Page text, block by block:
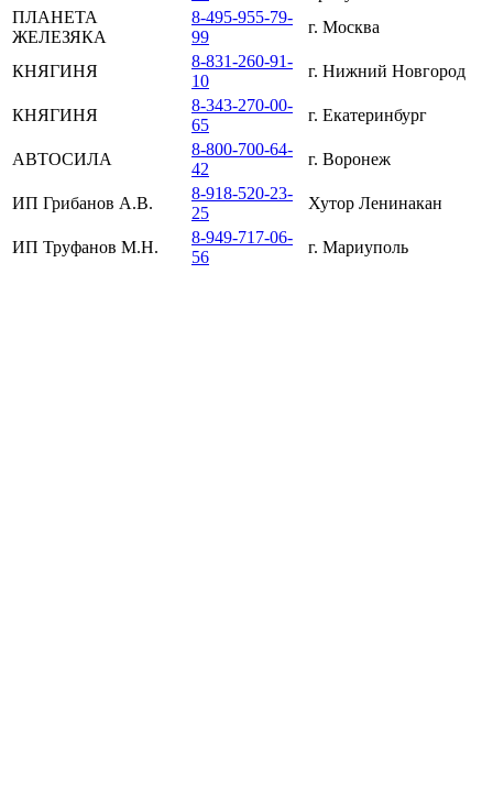
ПЛАНЕТА
ЖЕЛЕЗЯКА
8-495-955-79-
99
г. Москва
КНЯГИНЯ
8-831-260-91-
10
г. Нижний Новгород
КНЯГИНЯ
8-343-270-00-
65
г. Екатеринбург
АВТОСИЛА
8-800-700-64-
42
г. Воронеж
ИП Грибанов А.В.
8-918-520-23-
25
Хутор Ленинакан
ИП Труфанов М.Н.
8-949-717-06-
56
г. Мариуполь